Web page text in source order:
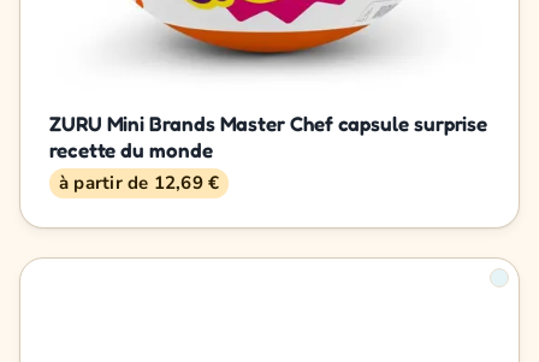
ZURU Mini Brands Master Chef capsule surprise
recette du monde
à partir de 12,69 €